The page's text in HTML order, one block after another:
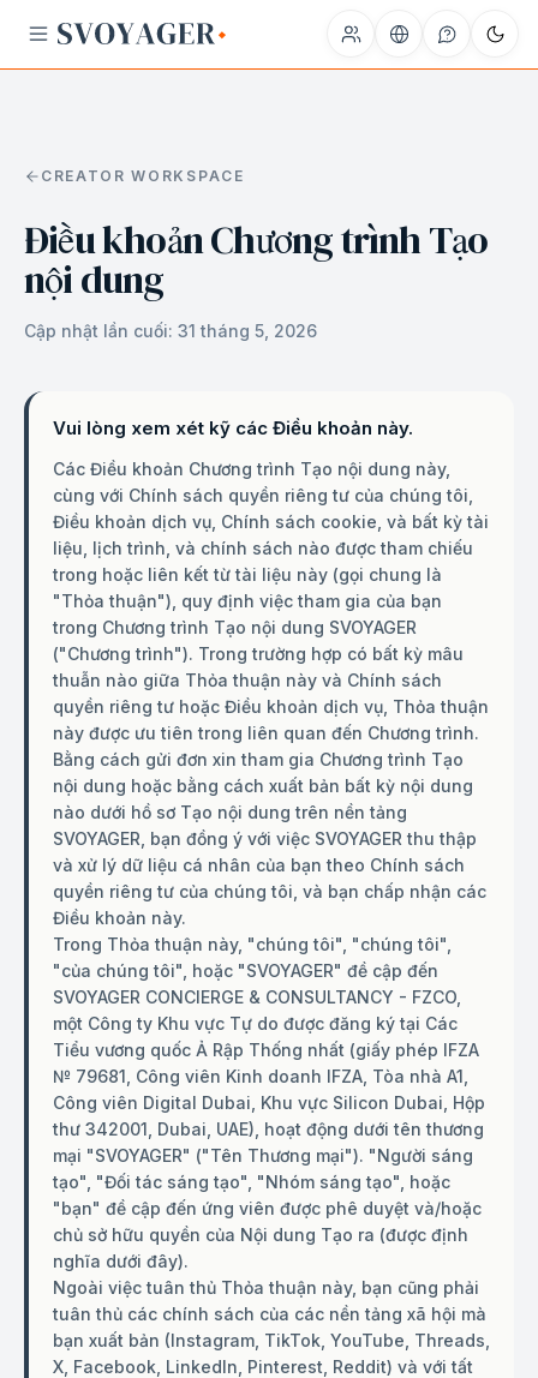
CREATOR WORKSPACE
Điều khoản Chương trình Tạo
nội dung
Cập nhật lần cuối: 31 tháng 5, 2026
Vui lòng xem xét kỹ các Điều khoản này.
Các Điều khoản Chương trình Tạo nội dung này,
cùng với Chính sách quyền riêng tư của chúng tôi,
Điều khoản dịch vụ, Chính sách cookie, và bất kỳ tài
liệu, lịch trình, và chính sách nào được tham chiếu
trong hoặc liên kết từ tài liệu này (gọi chung là
"Thỏa thuận"), quy định việc tham gia của bạn
trong Chương trình Tạo nội dung SVOYAGER
("Chương trình"). Trong trường hợp có bất kỳ mâu
thuẫn nào giữa Thỏa thuận này và Chính sách
quyền riêng tư hoặc Điều khoản dịch vụ, Thỏa thuận
này được ưu tiên trong liên quan đến Chương trình.
Bằng cách gửi đơn xin tham gia Chương trình Tạo
nội dung hoặc bằng cách xuất bản bất kỳ nội dung
nào dưới hồ sơ Tạo nội dung trên nền tảng
SVOYAGER, bạn đồng ý với việc SVOYAGER thu thập
và xử lý dữ liệu cá nhân của bạn theo Chính sách
quyền riêng tư của chúng tôi, và bạn chấp nhận các
Điều khoản này.
Trong Thỏa thuận này, "chúng tôi", "chúng tôi",
"của chúng tôi", hoặc "SVOYAGER" đề cập đến
SVOYAGER CONCIERGE & CONSULTANCY - FZCO,
một Công ty Khu vực Tự do được đăng ký tại Các
Tiểu vương quốc Ả Rập Thống nhất (giấy phép IFZA
№ 79681, Công viên Kinh doanh IFZA, Tòa nhà A1,
Công viên Digital Dubai, Khu vực Silicon Dubai, Hộp
thư 342001, Dubai, UAE), hoạt động dưới tên thương
mại "SVOYAGER" ("Tên Thương mại"). "Người sáng
tạo", "Đối tác sáng tạo", "Nhóm sáng tạo", hoặc
"bạn" đề cập đến ứng viên được phê duyệt và/hoặc
chủ sở hữu quyền của Nội dung Tạo ra (được định
nghĩa dưới đây).
Ngoài việc tuân thủ Thỏa thuận này, bạn cũng phải
tuân thủ các chính sách của các nền tảng xã hội mà
bạn xuất bản (Instagram, TikTok, YouTube, Threads,
X, Facebook, LinkedIn, Pinterest, Reddit) và với tất